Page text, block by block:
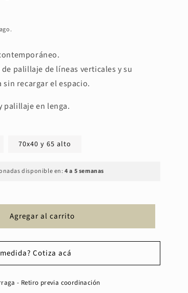
palillaje de líneas verticales y su
recargar el espacio.
palillaje en lenga.
70x40 y 65 alto
disponible en:4 a 5 semanas
Agregar al carrito
Cotiza acá
- Retiro previa coordinación